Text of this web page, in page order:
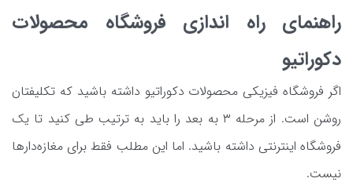
راهنمای راه اندازی فروشگاه محصولات
دکوراتیو
اگر فروشگاه فیزیکی محصولات دکوراتیو داشته باشید که تکلیفتان
روشن است. از مرحله ۳ به بعد را باید به ترتیب طی کنید تا یک
فروشگاه اینترنتی داشته باشید. اما این مطلب فقط برای مغازه‌دارها
نیست.